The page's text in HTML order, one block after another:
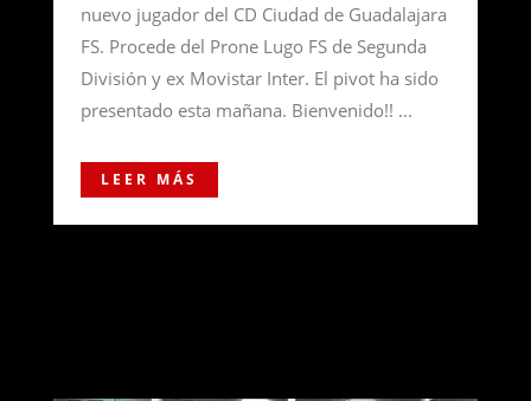
nuevo jugador del CD Ciudad de Guadalajara
FS. Procede del Prone Lugo FS de Segunda
División y ex Movistar Inter. El pivot ha sido
presentado esta mañana. Bienvenido!! ...
LEER MÁS